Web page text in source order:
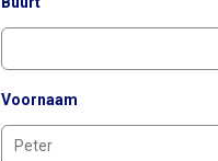
Voornaam